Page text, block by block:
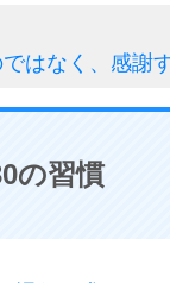
はなく、感謝す
の習慣